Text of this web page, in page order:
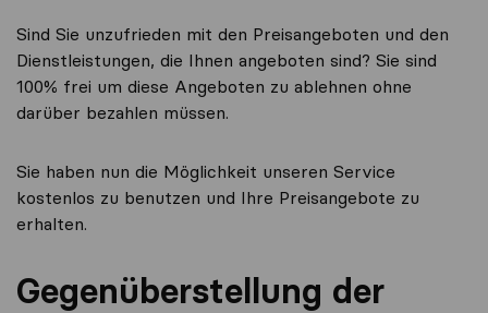
Sind Sie unzufrieden mit den Preisangeboten und den
Dienstleistungen, die Ihnen angeboten sind? Sie sind
100% frei um diese Angeboten zu ablehnen ohne
darüber bezahlen müssen.
Sie haben nun die Möglichkeit unseren Service
kostenlos zu benutzen und Ihre Preisangebote zu
erhalten.
Gegenüberstellung der